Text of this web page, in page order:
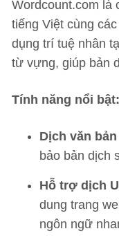
Wordcount.com là
tiếng Việt cùng
dụng trí tuệ nhân
từ vựng, giúp bản
Tính năng nổi bật:
Dịch văn
bảo bản dịch
Hỗ trợ dịch
dung trang
ngôn ngữ